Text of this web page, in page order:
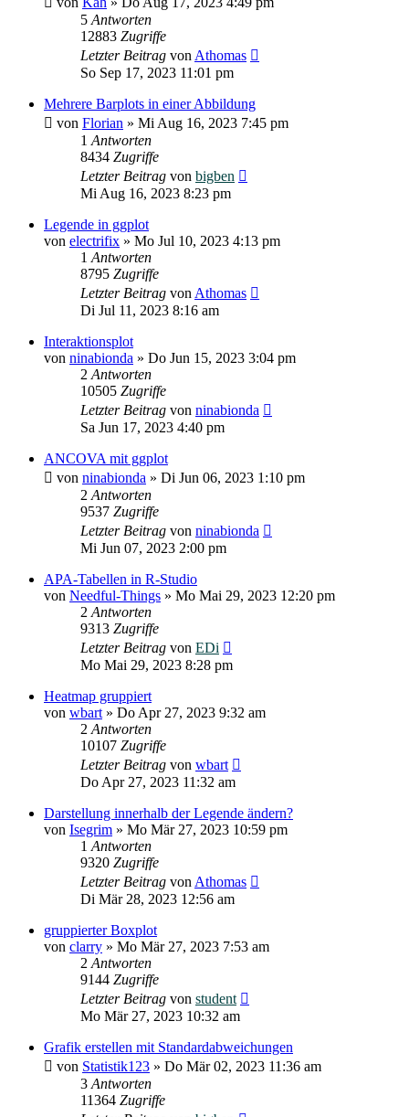
5 Antworten
12883 Zugriffe
Letzter Beitrag von Athomas
So Sep 17, 2023 11:01 pm
Mehrere Barplots in einer Abbildung
von Florian » Mi Aug 16, 2023 7:45 pm
1 Antworten
8434 Zugriffe
Letzter Beitrag von bigben
Mi Aug 16, 2023 8:23 pm
Legende in ggplot
von electrifix » Mo Jul 10, 2023 4:13 pm
1 Antworten
8795 Zugriffe
Letzter Beitrag von Athomas
Di Jul 11, 2023 8:16 am
Interaktionsplot
von ninabionda » Do Jun 15, 2023 3:04 pm
2 Antworten
10505 Zugriffe
Letzter Beitrag von ninabionda
Sa Jun 17, 2023 4:40 pm
ANCOVA mit ggplot
von ninabionda » Di Jun 06, 2023 1:10 pm
2 Antworten
9537 Zugriffe
Letzter Beitrag von ninabionda
Mi Jun 07, 2023 2:00 pm
APA-Tabellen in R-Studio
von Needful-Things » Mo Mai 29, 2023 12:20 pm
2 Antworten
9313 Zugriffe
Letzter Beitrag von EDi
Mo Mai 29, 2023 8:28 pm
Heatmap gruppiert
von wbart » Do Apr 27, 2023 9:32 am
2 Antworten
10107 Zugriffe
Letzter Beitrag von wbart
Do Apr 27, 2023 11:32 am
Darstellung innerhalb der Legende ändern?
von Isegrim » Mo Mär 27, 2023 10:59 pm
1 Antworten
9320 Zugriffe
Letzter Beitrag von Athomas
Di Mär 28, 2023 12:56 am
gruppierter Boxplot
von clarry » Mo Mär 27, 2023 7:53 am
2 Antworten
9144 Zugriffe
Letzter Beitrag von student
Mo Mär 27, 2023 10:32 am
Grafik erstellen mit Standardabweichungen
von Statistik123 » Do Mär 02, 2023 11:36 am
3 Antworten
11364 Zugriffe